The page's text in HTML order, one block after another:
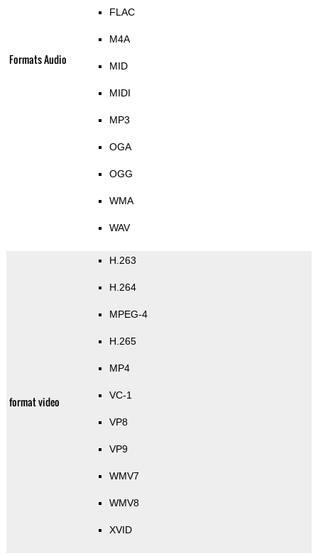
Formats Audio
FLAC
M4A
MID
MIDI
MP3
OGA
OGG
WMA
WAV
format video
H.263
H.264
MPEG-4
H.265
MP4
VC-1
VP8
VP9
WMV7
WMV8
XVID